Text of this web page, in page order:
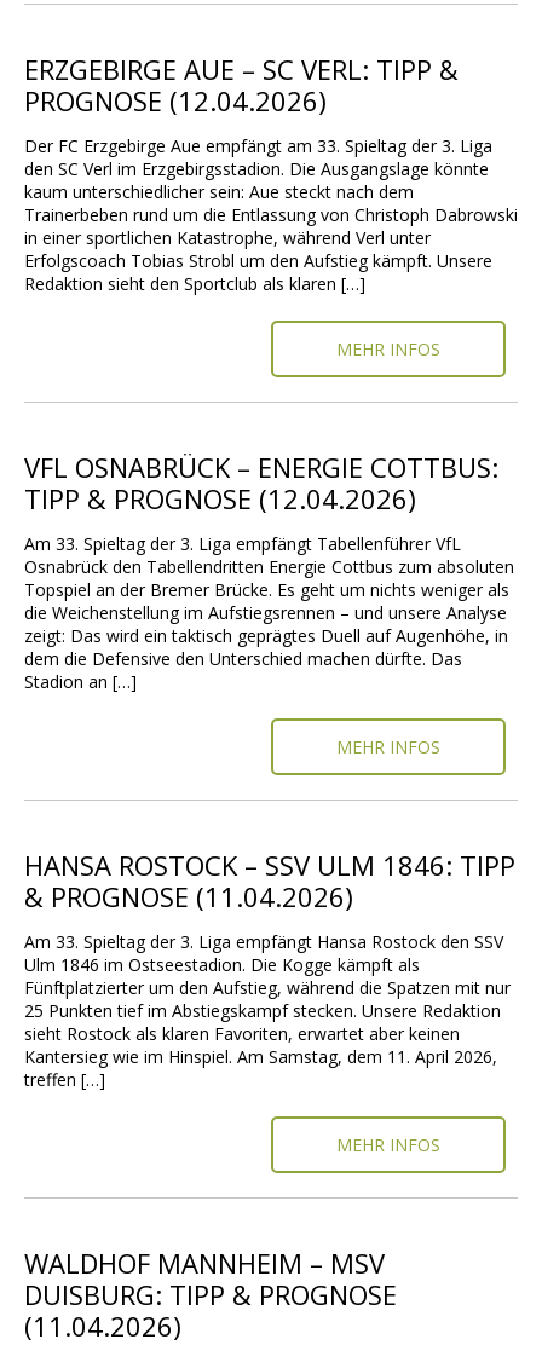
ERZGEBIRGE AUE – SC VERL: TIPP &
PROGNOSE (12.04.2026)
Der FC Erzgebirge Aue empfängt am 33. Spieltag der 3. Liga
den SC Verl im Erzgebirgsstadion. Die Ausgangslage könnte
kaum unterschiedlicher sein: Aue steckt nach dem
Trainerbeben rund um die Entlassung von Christoph Dabrowski
in einer sportlichen Katastrophe, während Verl unter
Erfolgscoach Tobias Strobl um den Aufstieg kämpft. Unsere
Redaktion sieht den Sportclub als klaren […]
MEHR INFOS
VFL OSNABRÜCK – ENERGIE COTTBUS:
TIPP & PROGNOSE (12.04.2026)
Am 33. Spieltag der 3. Liga empfängt Tabellenführer VfL
Osnabrück den Tabellendritten Energie Cottbus zum absoluten
Topspiel an der Bremer Brücke. Es geht um nichts weniger als
die Weichenstellung im Aufstiegsrennen – und unsere Analyse
zeigt: Das wird ein taktisch geprägtes Duell auf Augenhöhe, in
dem die Defensive den Unterschied machen dürfte. Das
Stadion an […]
MEHR INFOS
HANSA ROSTOCK – SSV ULM 1846: TIPP
& PROGNOSE (11.04.2026)
Am 33. Spieltag der 3. Liga empfängt Hansa Rostock den SSV
Ulm 1846 im Ostseestadion. Die Kogge kämpft als
Fünftplatzierter um den Aufstieg, während die Spatzen mit nur
25 Punkten tief im Abstiegskampf stecken. Unsere Redaktion
sieht Rostock als klaren Favoriten, erwartet aber keinen
Kantersieg wie im Hinspiel. Am Samstag, dem 11. April 2026,
treffen […]
MEHR INFOS
WALDHOF MANNHEIM – MSV
DUISBURG: TIPP & PROGNOSE
(11.04.2026)